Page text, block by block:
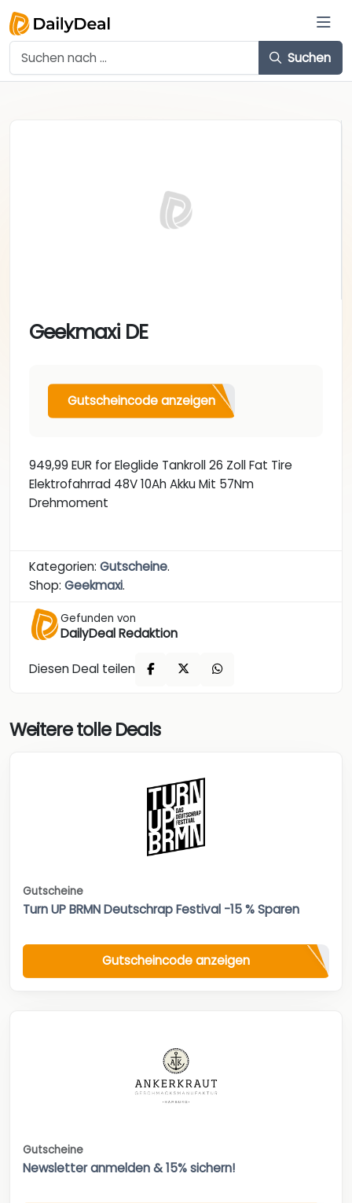
Suchen
Geekmaxi DE
Gutscheincode anzeigen
949,99 EUR for Eleglide Tankroll 26 Zoll Fat Tire
Elektrofahrrad 48V 10Ah Akku Mit 57Nm
Drehmoment
Kategorien: Gutscheine.
Shop: Geekmaxi.
Gefunden von
DailyDeal Redaktion
Diesen Deal teilen
Weitere tolle Deals
Gutscheine
Turn UP BRMN Deutschrap Festival -15 % Sparen
Gutscheincode anzeigen
Gutscheine
Newsletter anmelden & 15% sichern!